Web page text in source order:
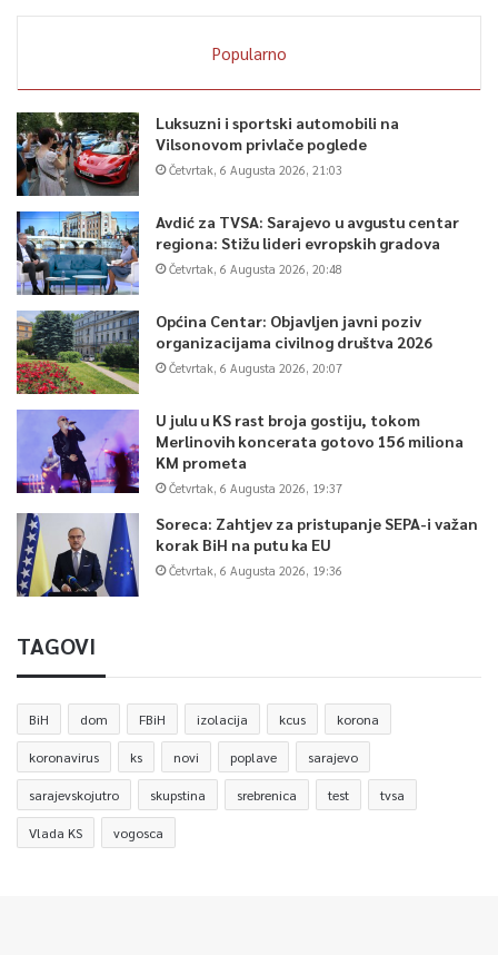
Popularno
Luksuzni i sportski automobili na
Vilsonovom privlače poglede
Četvrtak, 6 Augusta 2026, 21:03
Avdić za TVSA: Sarajevo u avgustu centar
regiona: Stižu lideri evropskih gradova
Četvrtak, 6 Augusta 2026, 20:48
Općina Centar: Objavljen javni poziv
organizacijama civilnog društva 2026
Četvrtak, 6 Augusta 2026, 20:07
U julu u KS rast broja gostiju, tokom
Merlinovih koncerata gotovo 156 miliona
KM prometa
Četvrtak, 6 Augusta 2026, 19:37
Soreca: Zahtjev za pristupanje SEPA-i važan
korak BiH na putu ka EU
Četvrtak, 6 Augusta 2026, 19:36
TAGOVI
BiH dom FBiH izolacija kcus korona
koronavirus ks novi poplave sarajevo
sarajevskojutro skupstina srebrenica test tvsa
Vlada KS vogosca